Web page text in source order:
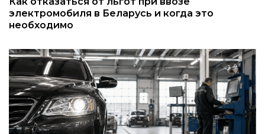
электромобиля в Беларусь и когда это
необходимо